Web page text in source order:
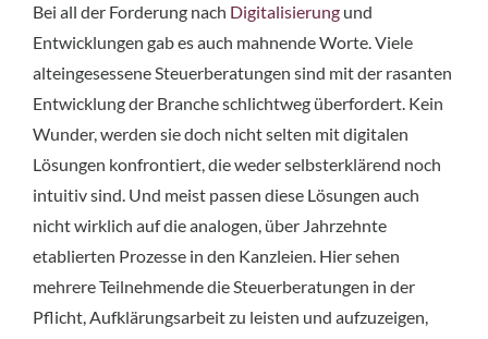
Bei all der Forderung nach Digitalisierung und
Entwicklungen gab es auch mahnende Worte. Viele
alteingesessene Steuerberatungen sind mit der rasanten
Entwicklung der Branche schlichtweg überfordert. Kein
Wunder, werden sie doch nicht selten mit digitalen
Lösungen konfrontiert, die weder selbsterklärend noch
intuitiv sind. Und meist passen diese Lösungen auch
nicht wirklich auf die analogen, über Jahrzehnte
etablierten Prozesse in den Kanzleien. Hier sehen
mehrere Teilnehmende die Steuerberatungen in der
Pflicht, Aufklärungsarbeit zu leisten und aufzuzeigen,